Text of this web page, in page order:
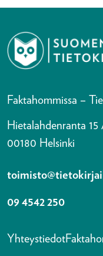
Faktahommissa –
Hietalahdenranta 15
00180 Helsinki
09 4542 250
Yhteystiedot